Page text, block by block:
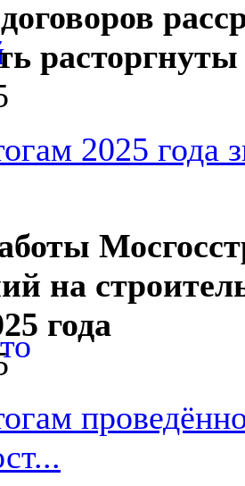
расторгнуты
2025 года
на
года